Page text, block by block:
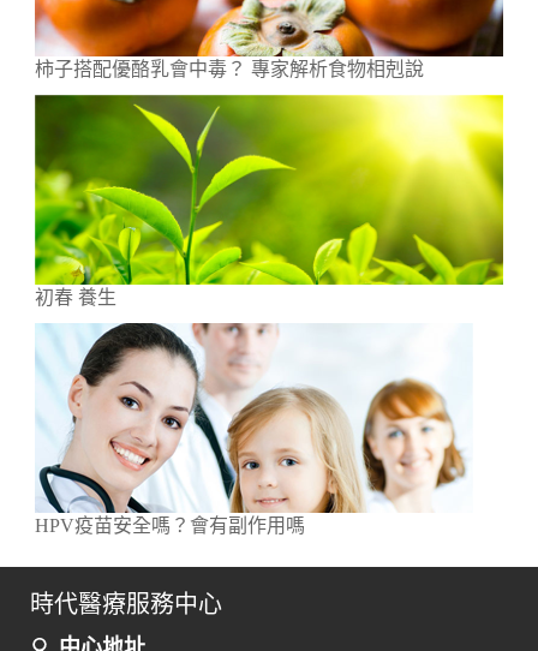
柿子搭配優酪乳會中毒？ 專家解析食物相剋說
初春 養生
HPV疫苗安全嗎？會有副作用嗎
時代醫療服務中心